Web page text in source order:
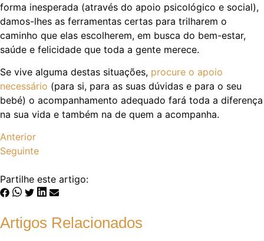
forma inesperada (através do apoio psicológico e social),
damos-lhes as ferramentas certas para trilharem o
caminho que elas escolherem, em busca do bem-estar,
saúde e felicidade que toda a gente merece.
Se vive alguma destas situações, procure o apoio
necessário (para si, para as suas dúvidas e para o seu
bebé) o acompanhamento adequado fará toda a diferença
na sua vida e também na de quem a acompanha.
Anterior
Seguinte
Partilhe este artigo:
Artigos Relacionados